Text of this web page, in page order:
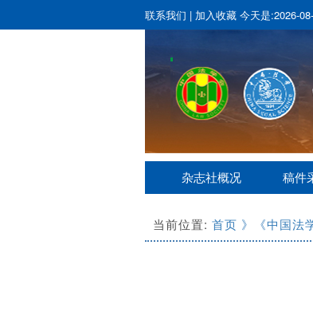
联系我们 | 加入收藏 今天是:2026-
杂志社概况 稿件
当前位置: 首页 》《中国法